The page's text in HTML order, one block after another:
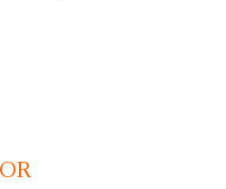
guiada a l'exposició 'el
de mi'